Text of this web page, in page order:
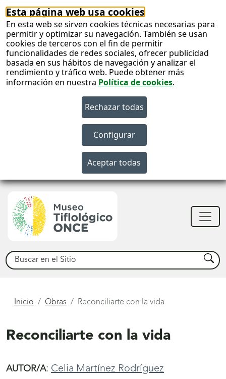
Esta página web usa cookies
En esta web se sirven cookies técnicas necesarias para
permitir y optimizar su navegación. También se usan
cookies de terceros con el fin de permitir
funcionalidades de redes sociales, ofrecer publicidad
basada en sus hábitos de navegación y analizar el
rendimiento y tráfico web. Puede obtener más
información en nuestra Política de cookies.
Buscar Buscar
Está
Inicio Obras Reconciliarte con la vida
Reconciliarte con la vida
AUTOR/A: Celia Martínez Rodríguez